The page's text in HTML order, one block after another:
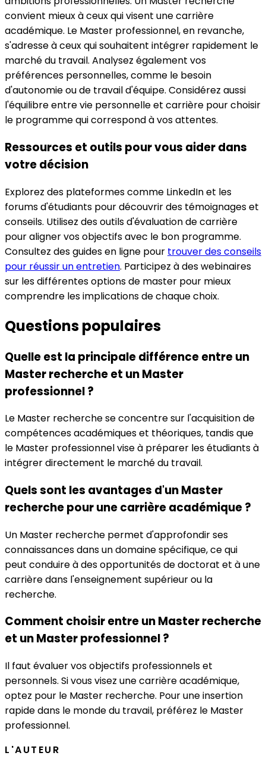
convient mieux à ceux qui visent une carrière
académique. Le Master professionnel, en revanche,
s'adresse à ceux qui souhaitent intégrer rapidement le
marché du travail. Analysez également vos
préférences personnelles, comme le besoin
d'autonomie ou de travail d'équipe. Considérez aussi
l'équilibre entre vie personnelle et carrière pour choisir
le programme qui correspond à vos attentes.
Ressources et outils pour vous aider dans
votre décision
Explorez des plateformes comme LinkedIn et les
forums d'étudiants pour découvrir des témoignages et
conseils. Utilisez des outils d'évaluation de carrière
pour aligner vos objectifs avec le bon programme.
Consultez des guides en ligne pour trouver des conseils
pour réussir un entretien. Participez à des webinaires
sur les différentes options de master pour mieux
comprendre les implications de chaque choix.
Questions populaires
Quelle est la principale différence entre un
Master recherche et un Master
professionnel ?
Le Master recherche se concentre sur l'acquisition de
compétences académiques et théoriques, tandis que
le Master professionnel vise à préparer les étudiants à
intégrer directement le marché du travail.
Quels sont les avantages d'un Master
recherche pour une carrière académique ?
Un Master recherche permet d'approfondir ses
connaissances dans un domaine spécifique, ce qui
peut conduire à des opportunités de doctorat et à une
carrière dans l'enseignement supérieur ou la
recherche.
Comment choisir entre un Master recherche
et un Master professionnel ?
Il faut évaluer vos objectifs professionnels et
personnels. Si vous visez une carrière académique,
optez pour le Master recherche. Pour une insertion
rapide dans le monde du travail, préférez le Master
professionnel.
L'AUTEUR